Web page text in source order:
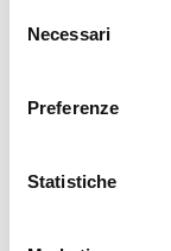
delNecessari
Preferenze
Statistiche